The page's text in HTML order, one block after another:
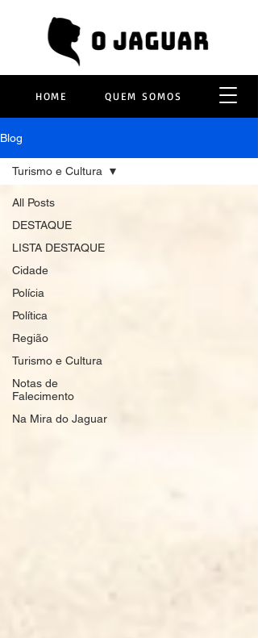
HOME QUEM SOMOS
Blog
All Posts
DESTAQUE
LISTA DESTAQUE
Cidade
Polícia
Política
Região
Turismo e Cultura
Notas de
Falecimento
Na Mira do Jaguar
Turismo e Cultura